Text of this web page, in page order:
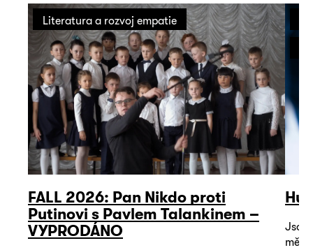
Literatura a rozvoj empatie
FALL 2026: Pan Nikdo proti
Putinovi s Pavlem Talankinem –
VYPRODÁNO
Jsou
mě